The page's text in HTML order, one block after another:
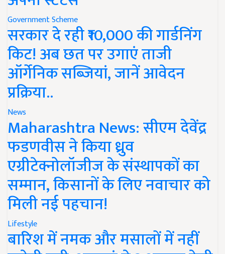
Government Scheme
सरकार दे रही ₹10,000 की गार्डनिंग
किट! अब छत पर उगाएं ताजी
ऑर्गेनिक सब्जियां, जानें आवेदन
प्रक्रिया..
News
Maharashtra News: सीएम देवेंद्र
फडणवीस ने किया ध्रुव
एग्रीटेक्नोलॉजीज के संस्थापकों का
सम्मान, किसानों के लिए नवाचार को
मिली नई पहचान!
Lifestyle
बारिश में नमक और मसालों में नहीं